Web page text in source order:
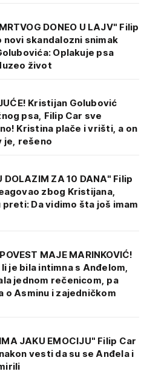
DONEO U LAJV" Filip
novi skandalozni snimak
Oplakuje psa
život
Kristijan Golubović
psa, Filip Car sve
Kristina plače i vrišti, a on
je, rešeno
DOLAZIM ZA 10 DANA" Filip
zbog Kristijana,
Da vidimo šta još imam
MAJE MARINKOVIĆ!
je bila intimna s Anđelom,
jednom rečenicom, pa
o Asminu i zajedničkom
JAKU EMOCIJU" Filip Car
vesti da su se Anđela i